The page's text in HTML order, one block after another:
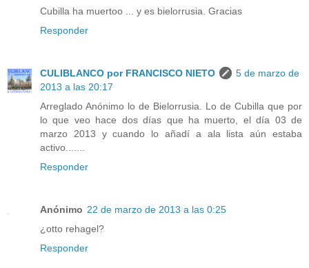
Cubilla ha muertoo ... y es bielorrusia. Gracias
Responder
CULIBLANCO por FRANCISCO NIETO
5 de marzo de
2013 a las 20:17
Arreglado Anónimo lo de Bielorrusia. Lo de Cubilla que por
lo que veo hace dos días que ha muerto, el día 03 de
marzo 2013 y cuando lo añadí a ala lista aún estaba
activo.......
Responder
Anónimo 22 de marzo de 2013 a las 0:25
¿otto rehagel?
Responder